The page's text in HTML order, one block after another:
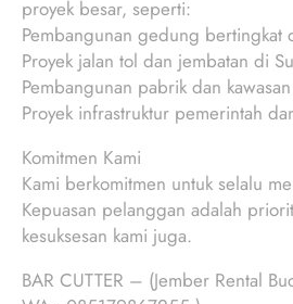
proyek besar, seperti:
Pembangunan gedung bertingkat
Proyek jalan tol dan jembatan di
Pembangunan pabrik dan
Proyek infrastruktur pemerintah
Komitmen Kami
Kami berkomitmen untuk selalu
Kepuasan pelanggan adalah
kesuksesan kami juga.
BAR CUTTER – (Jember Rental